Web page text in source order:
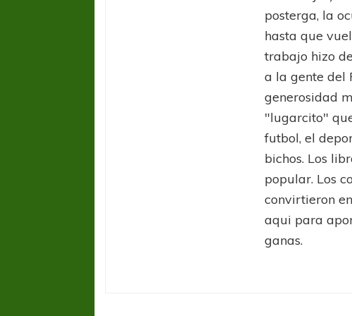
posterga, la
hasta que
trabajo hizo
a la gente del
generosidad
"lugarcito"
futbol, el
bichos. Los
popular. Los
convirtieron
aqui para
ganas.
COPA SUDAMERICANA
Sur Defendido